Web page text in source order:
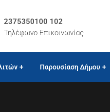
2375350100 102
Τηλέφωνο Επικοινωνίας
Παρουσίαση Δήμου